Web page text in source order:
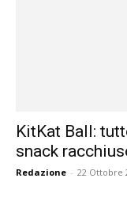
KitKat Ball:
snack
Redazione - 22 Ottobre